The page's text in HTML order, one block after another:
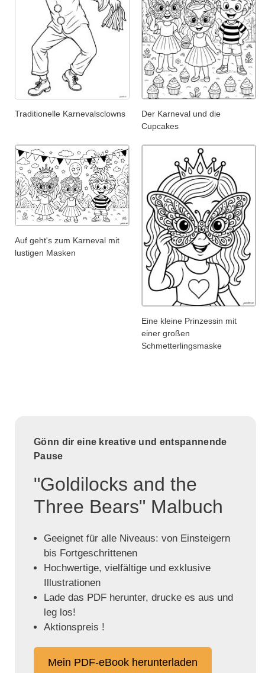
Traditionelle Karnevalsclowns
Der Karneval und die
Cupcakes
Auf geht's zum Karneval mit
lustigen Masken
Eine kleine Prinzessin mit
einer großen
Schmetterlingsmaske
Gönn dir eine kreative und entspannende
Pause
"Goldilocks and the
Three Bears" Malbuch
Geeignet für alle Niveaus: von Einsteigern
bis Fortgeschrittenen
Hochwertige, vielfältige und exklusive
Illustrationen
Lade das PDF herunter, drucke es aus und
leg los!
Aktionspreis !
Mein PDF-eBook herunterladen